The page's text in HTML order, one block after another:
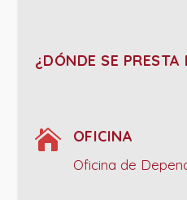
¿DÓNDE SE PRESTA
 OFICINA
Oficina de